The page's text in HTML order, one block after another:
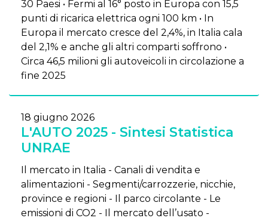
30 Paesi • Fermi al 16° posto in Europa con 15,5
punti di ricarica elettrica ogni 100 km • In
Europa il mercato cresce del 2,4%, in Italia cala
del 2,1% e anche gli altri comparti soffrono •
Circa 46,5 milioni gli autoveicoli in circolazione a
fine 2025
18 giugno 2026
L'AUTO 2025 - Sintesi Statistica
UNRAE
Il mercato in Italia - Canali di vendita e
alimentazioni - Segmenti/carrozzerie, nicchie,
province e regioni - Il parco circolante - Le
emissioni di CO2 - Il mercato dell’usato -